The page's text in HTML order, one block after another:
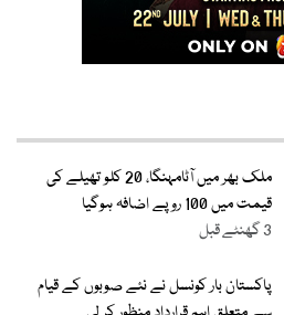
ملک بھر میں آٹامہنگا، 20 کلو تھیلے کی
قیمت میں 100 روپے اضافہ ہوگیا
3 گھنٹے قبل
پاکستان بار کونسل نے نئے صوبوں کے قیام